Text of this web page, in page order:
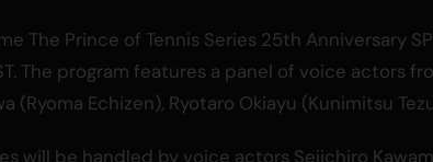
The Prince of Tennis Series 25th Anniversary
The program features a panel of voice actors
(Ryoma Echizen), Ryotaro Okiayu (Kunimitsu
will be handled by voice actors Seiichiro